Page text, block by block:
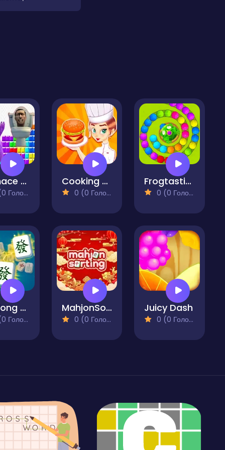
Grimace Shake & Skibidi Tetris Cooking Fever
0 (0 Голосів)
Frogtastic Marble Adventure
0 (0 Голосів)
Mahjong Triple 3D Tile Match MahjonSorting
0 (0 Голосів)
Juicy Dash
0 (0 Голосів)